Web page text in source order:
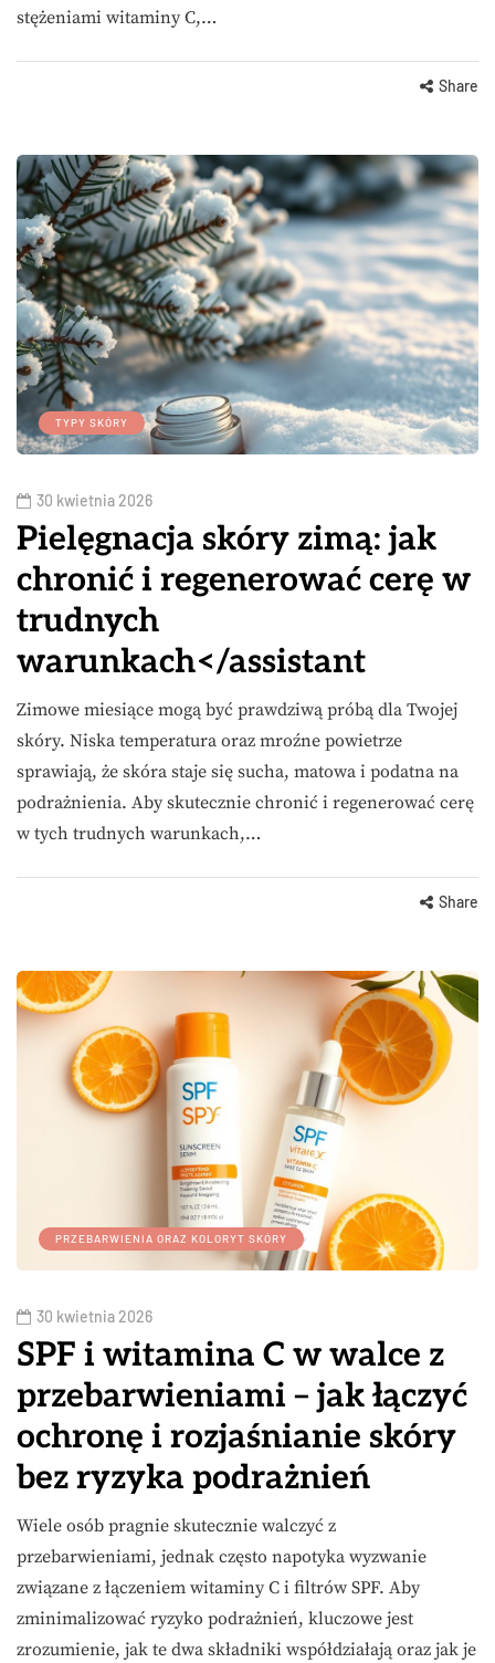
stężeniami witaminy C,…
Share
TYPY SKÓRY
30 kwietnia 2026
Pielęgnacja skóry zimą: jak
chronić i regenerować cerę w
trudnych
warunkach</assistant
Zimowe miesiące mogą być prawdziwą próbą dla Twojej
skóry. Niska temperatura oraz mroźne powietrze
sprawiają, że skóra staje się sucha, matowa i podatna na
podrażnienia. Aby skutecznie chronić i regenerować cerę
w tych trudnych warunkach,…
Share
PRZEBARWIENIA ORAZ KOLORYT SKÓRY
30 kwietnia 2026
SPF i witamina C w walce z
przebarwieniami – jak łączyć
ochronę i rozjaśnianie skóry
bez ryzyka podrażnień
Wiele osób pragnie skutecznie walczyć z
przebarwieniami, jednak często napotyka wyzwanie
związane z łączeniem witaminy C i filtrów SPF. Aby
zminimalizować ryzyko podrażnień, kluczowe jest
zrozumienie, jak te dwa składniki współdziałają oraz jak je